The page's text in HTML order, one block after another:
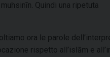
Quindi una ripetuta
ora le parole
rispetto all’islām e